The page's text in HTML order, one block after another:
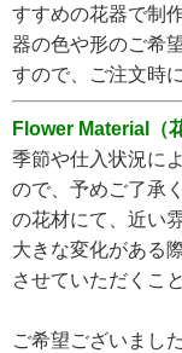
すすめの花器で制
器の色や形のご希
すので、ご注文時
Flower Material（
季節や仕入状況に
ので、予めご了承
の花材にて、近い
大きな変化がある
させていただくこ
ご希望ございまし